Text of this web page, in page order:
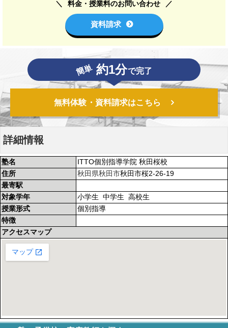
料金・授業料のお問い合わせ
資料請求
簡単 約1分で完了
無料体験・資料請求はこちら
詳細情報
塾名
ITTO個別指導学院 秋田桜校
住所
秋田県秋田市秋田市桜2-26-19
最寄駅
対象学年
小学生 中学生 高校生
授業形式
個別指導
特徴
アクセスマップ